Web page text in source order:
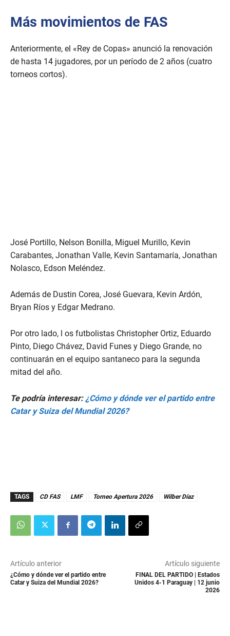
Más movimientos de FAS
Anteriormente, el «Rey de Copas» anunció la renovación
de hasta 14 jugadores, por un período de 2 años (cuatro
torneos cortos).
José Portillo, Nelson Bonilla, Miguel Murillo, Kevin
Carabantes, Jonathan Valle, Kevin Santamaría, Jonathan
Nolasco, Edson Meléndez.
Además de Dustin Corea, José Guevara, Kevin Ardón,
Bryan Ríos y Edgar Medrano.
Por otro lado, l os futbolistas Christopher Ortiz, Eduardo
Pinto, Diego Chávez, David Funes y Diego Grande, no
continuarán en el equipo santaneco para la segunda
mitad del año.
Te podría interesar:¿Cómo y dónde ver el partido entre
Catar y Suiza del Mundial 2026?
TAGS CD FAS LMF Torneo Apertura 2026 Wilber Díaz
Artículo anterior
¿Cómo y dónde ver el partido entre
Catar y Suiza del Mundial 2026?
Artículo siguiente
FINAL DEL PARTIDO | Estados
Unidos 4-1 Paraguay | 12 junio
2026